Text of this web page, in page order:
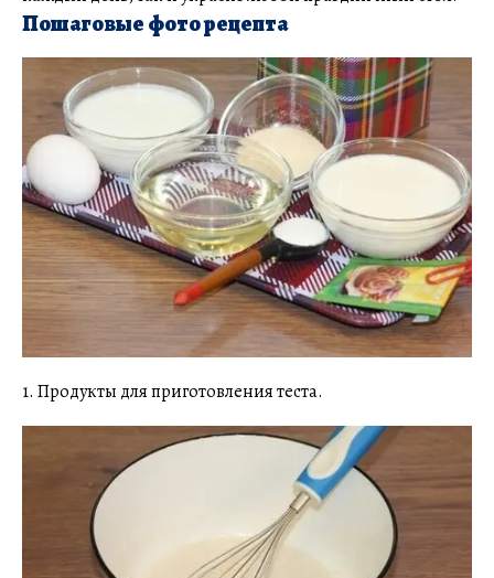
Пошаговые фото рецепта
1. Продукты для приготовления теста.